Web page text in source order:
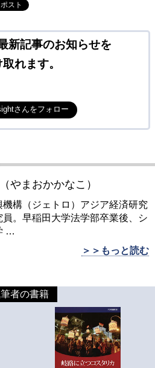
ポスト
新記事のお知らせを
れます。
さんをフォロー
やまおかかなこ）
機構（ジェトロ）アジア経済研究
。早稲田大学法学部卒業後、シ
…
＞＞もっと読む
者の書籍